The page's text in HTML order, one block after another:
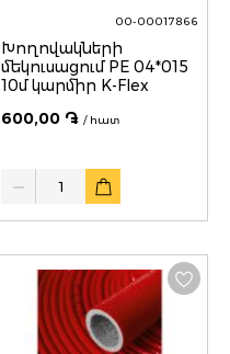
00-00017866
Խողովակների
մեկուսացում PE 04*015
10մ կարմիր K-Flex
600,00 ֏ / հատ